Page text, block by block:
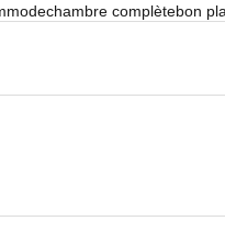
chambre complètebon